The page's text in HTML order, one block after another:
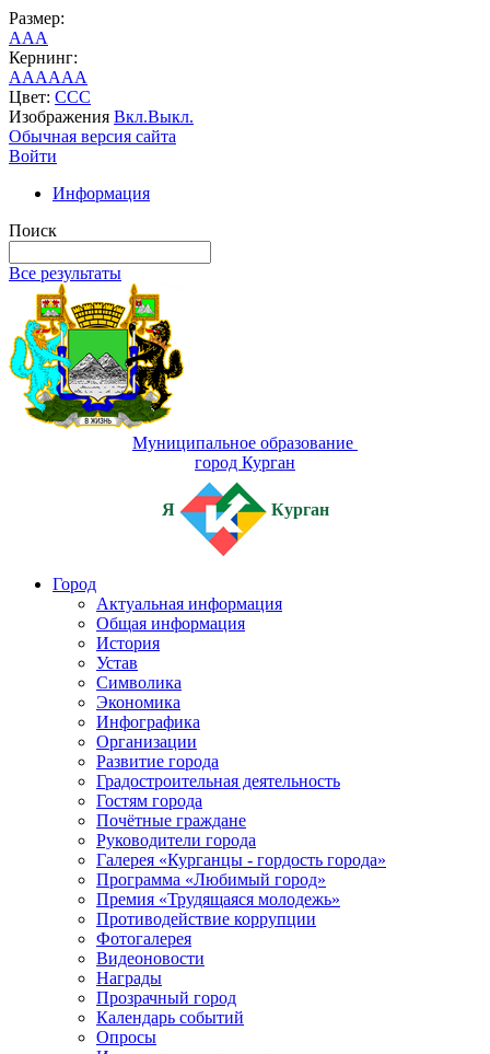
Размер:
AAA
Кернинг:
AAAAAA
Цвет: CCC
Изображения Вкл.Выкл.
Обычная версия сайта
Войти
Информация
Поиск
Все результаты
Муниципальное образование
город Курган
Я Курган
Город
Актуальная информация
Общая информация
История
Устав
Символика
Экономика
Инфографика
Организации
Развитие города
Градостроительная деятельность
Гостям города
Почётные граждане
Руководители города
Галерея «Курганцы - гордость города»
Программа «Любимый город»
Премия «Трудящаяся молодежь»
Противодействие коррупции
Фотогалерея
Видеоновости
Награды
Прозрачный город
Календарь событий
Опросы